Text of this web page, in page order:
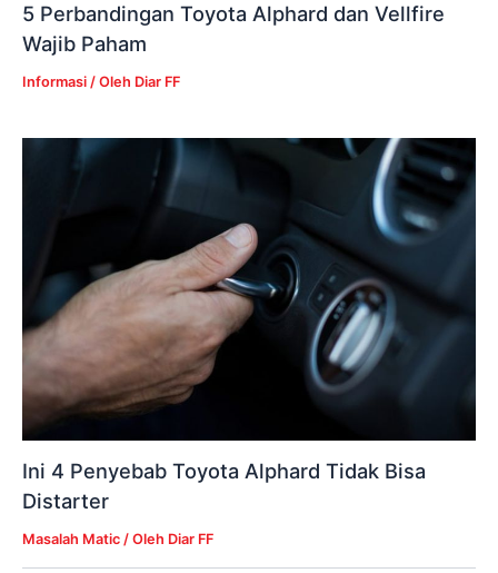
5 Perbandingan Toyota Alphard dan Vellfire
Wajib Paham
Informasi / Oleh Diar FF
Ini 4 Penyebab Toyota Alphard Tidak Bisa
Distarter
Masalah Matic / Oleh Diar FF